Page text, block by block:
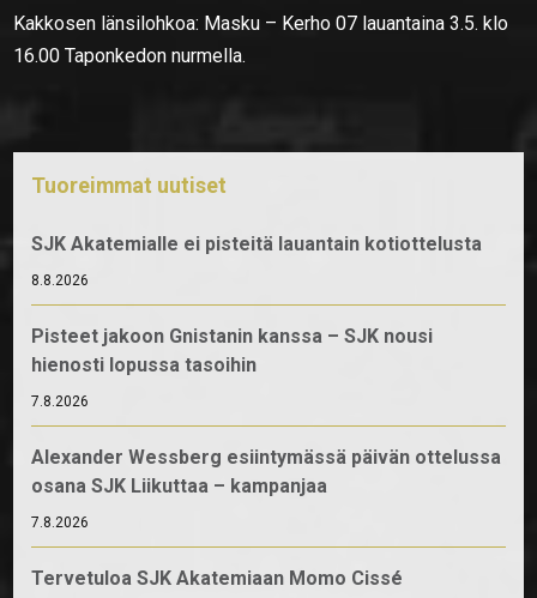
Kakkosen länsilohkoa: Masku – Kerho 07 lauantaina 3.5. klo
16.00 Taponkedon nurmella.
Tuoreimmat uutiset
SJK Akatemialle ei pisteitä lauantain kotiottelusta
8.8.2026
Pisteet jakoon Gnistanin kanssa – SJK nousi
hienosti lopussa tasoihin
7.8.2026
Alexander Wessberg esiintymässä päivän ottelussa
osana SJK Liikuttaa – kampanjaa
7.8.2026
Tervetuloa SJK Akatemiaan Momo Cissé